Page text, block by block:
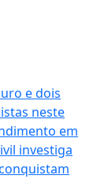
e dois
neste
em
investiga